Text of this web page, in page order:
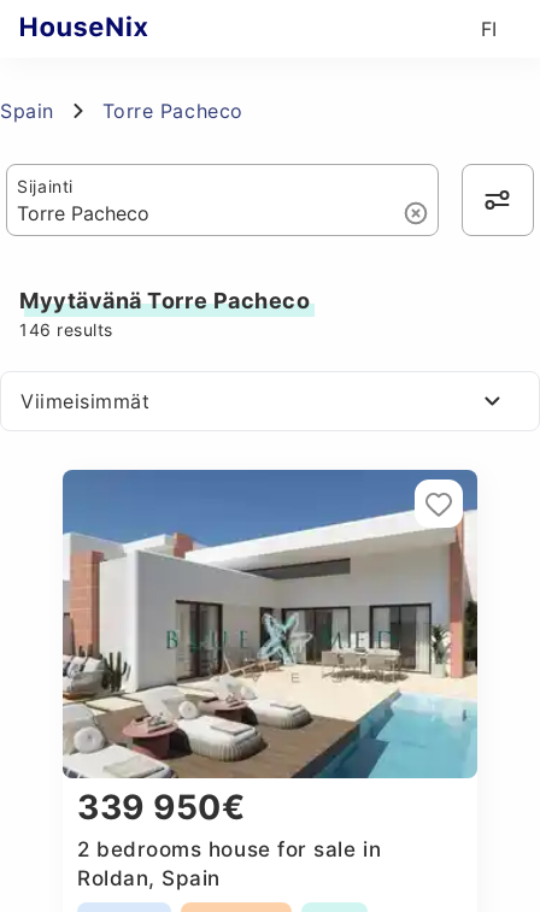
FI
Spain Torre Pacheco
Sijainti
Myytävänä Torre Pacheco
146 results
Viimeisimmät
339 950€
2 bedrooms house for sale in
Roldan, Spain